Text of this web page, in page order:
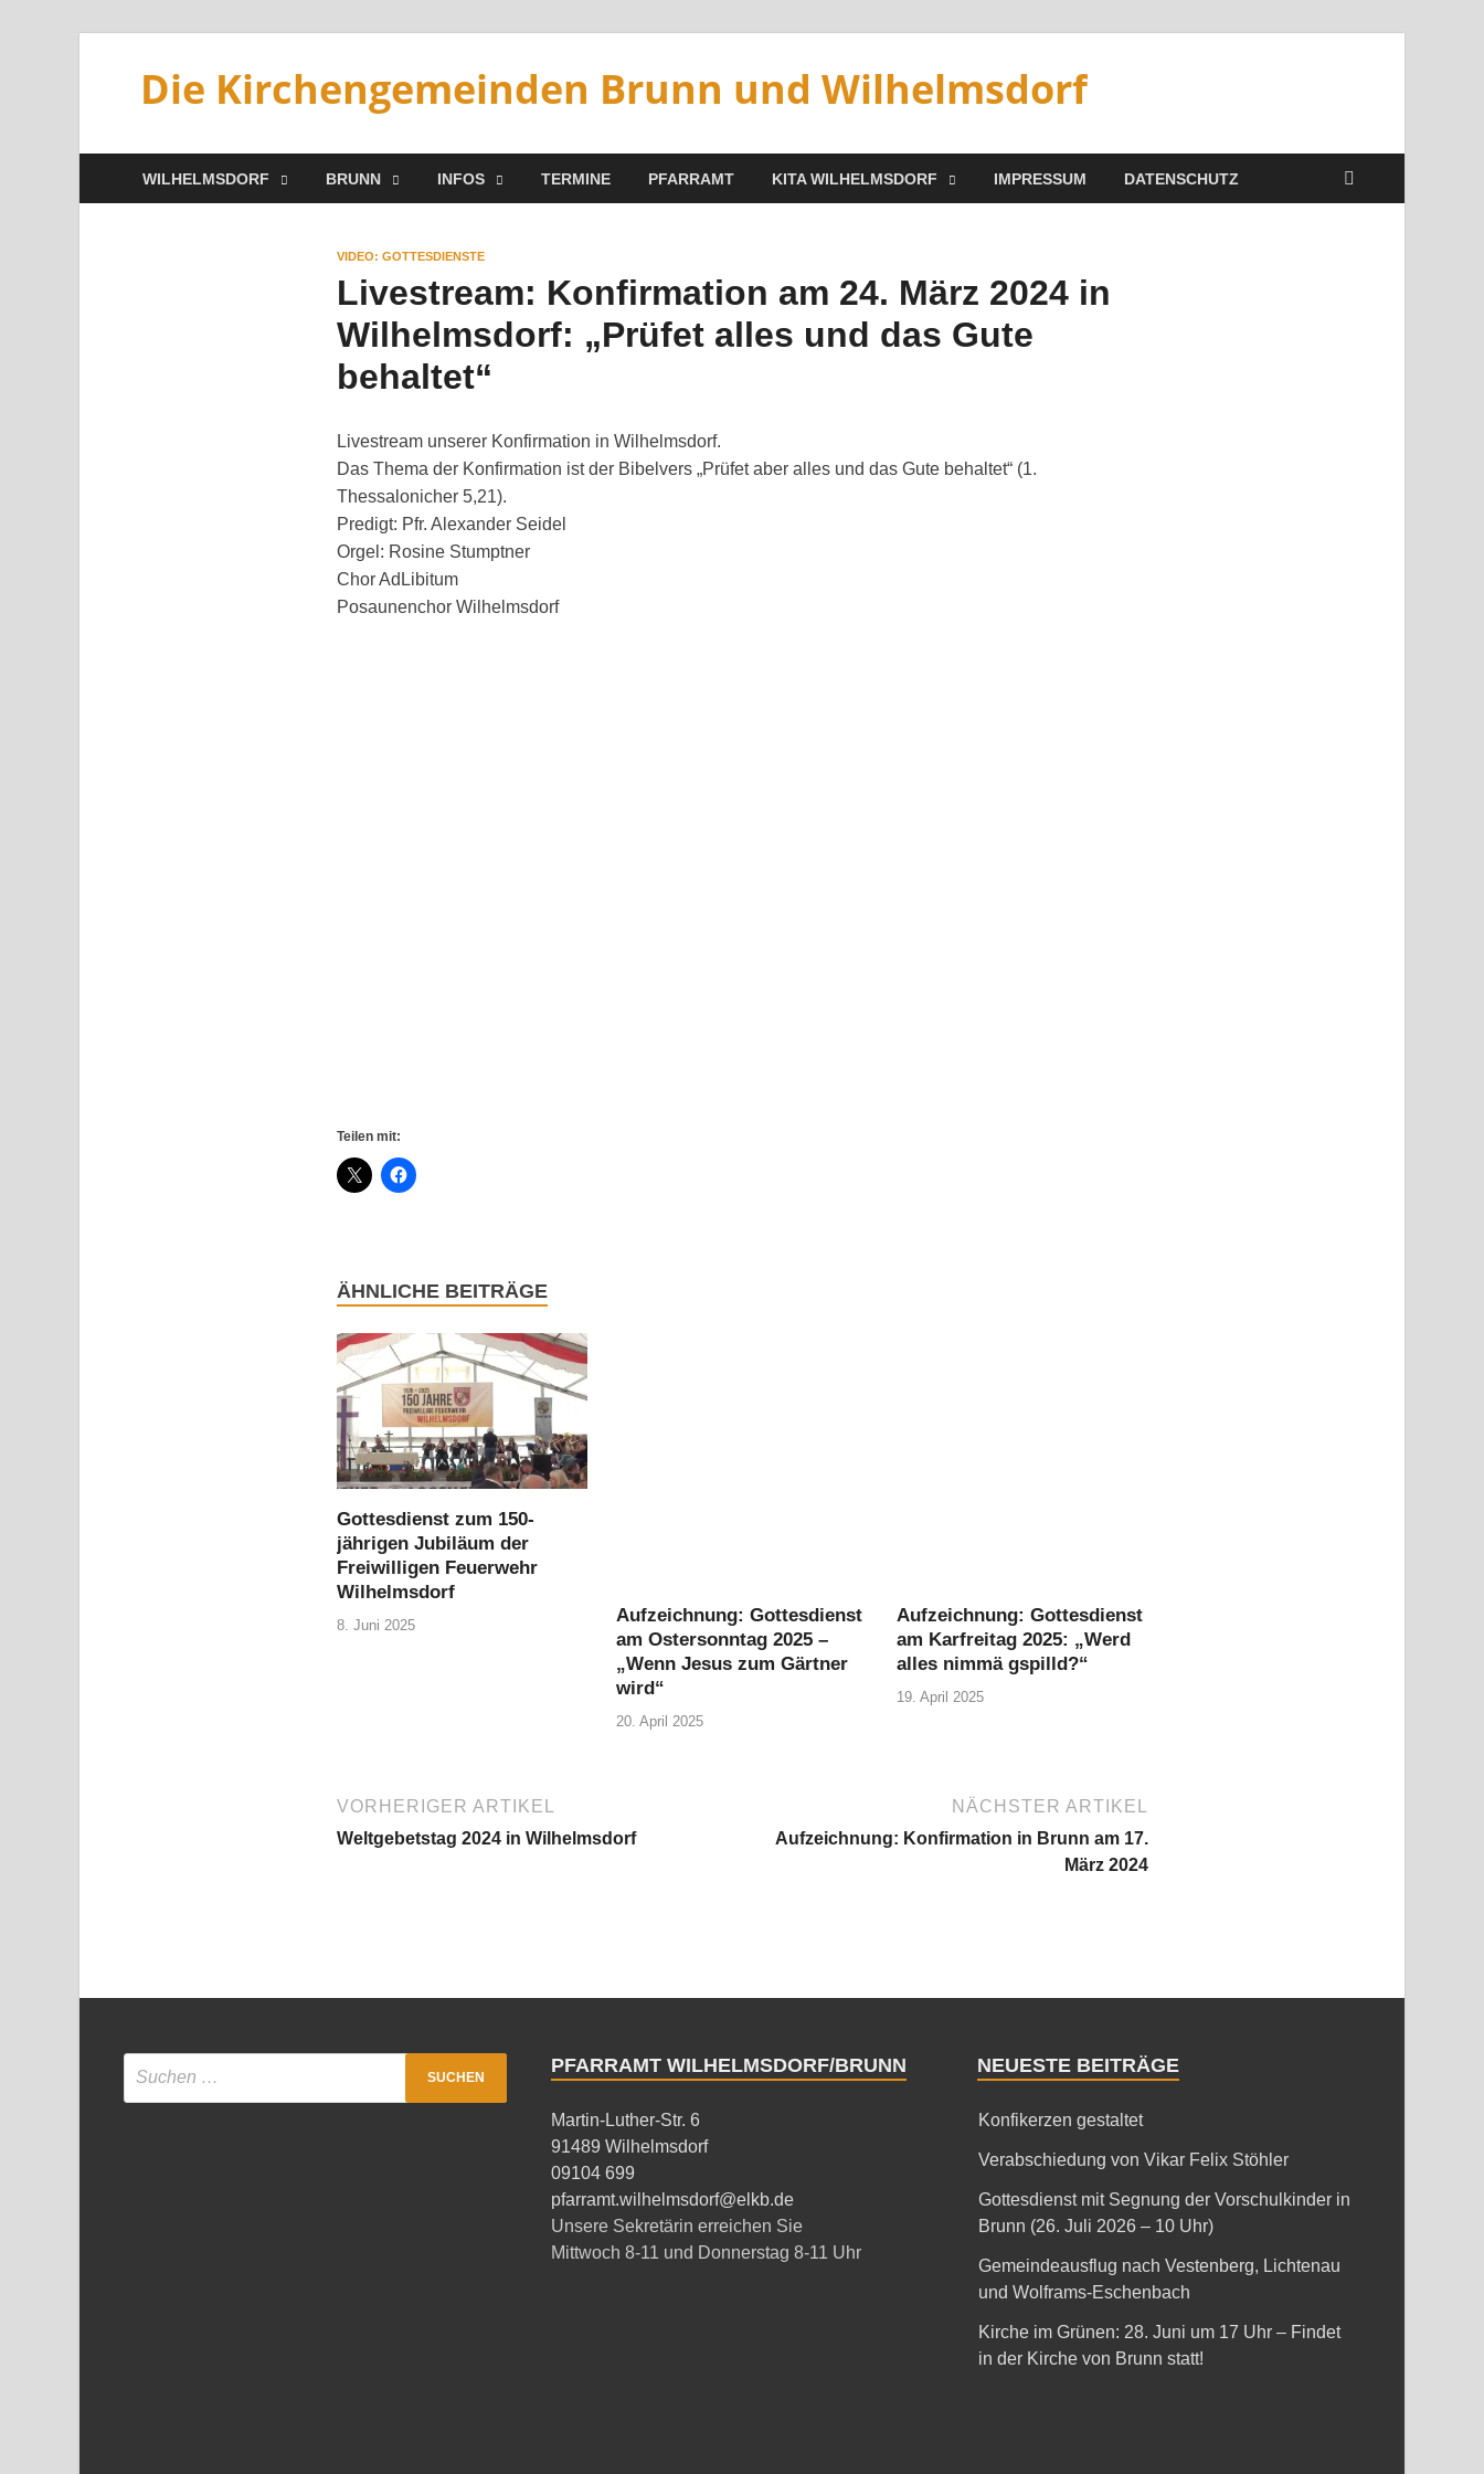
Die Kirchengemeinden Brunn und Wilhelmsdorf
WILHELMSDORF BRUNN INFOS TERMINE PFARRAMT KITA WILHELMSDORF IMPRESSUM DATENSCHUTZ
VIDEO: GOTTESDIENSTE
Livestream: Konfirmation am 24. März 2024 in
Wilhelmsdorf: „Prüfet alles und das Gute
behaltet“
Livestream unserer Konfirmation in Wilhelmsdorf.
Das Thema der Konfirmation ist der Bibelvers „Prüfet aber alles und das Gute behaltet“ (1.
Thessalonicher 5,21).
Predigt: Pfr. Alexander Seidel
Orgel: Rosine Stumptner
Chor AdLibitum
Posaunenchor Wilhelmsdorf
Teilen mit:
ÄHNLICHE BEITRÄGE
Gottesdienst zum 150-
jährigen Jubiläum der
Freiwilligen Feuerwehr
Wilhelmsdorf
8. Juni 2025
Aufzeichnung: Gottesdienst
am Ostersonntag 2025 –
„Wenn Jesus zum Gärtner
wird“
20. April 2025
Aufzeichnung: Gottesdienst
am Karfreitag 2025: „Werd
alles nimmä gspilld?“
19. April 2025
VORHERIGER ARTIKEL
Weltgebetstag 2024 in Wilhelmsdorf
NÄCHSTER ARTIKEL
Aufzeichnung: Konfirmation in Brunn am 17.
März 2024
PFARRAMT WILHELMSDORF/BRUNN
Martin-Luther-Str. 6
91489 Wilhelmsdorf
09104 699
pfarramt.wilhelmsdorf@elkb.de
Unsere Sekretärin erreichen Sie
Mittwoch 8-11 und Donnerstag 8-11 Uhr
NEUESTE BEITRÄGE
Konfikerzen gestaltet
Verabschiedung von Vikar Felix Stöhler
Gottesdienst mit Segnung der Vorschulkinder in
Brunn (26. Juli 2026 – 10 Uhr)
Gemeindeausflug nach Vestenberg, Lichtenau
und Wolframs-Eschenbach
Kirche im Grünen: 28. Juni um 17 Uhr – Findet
in der Kirche von Brunn statt!